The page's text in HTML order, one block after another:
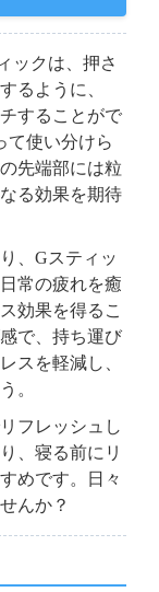
ックは、押さ
るように、
することがで
て使い分けら
先端部には粒
る効果を期待
、Gスティッ
常の疲れを癒
効果を得るこ
で、持ち運び
スを軽減し、
。
フレッシュし
、寝る前にリ
めです。日々
んか？